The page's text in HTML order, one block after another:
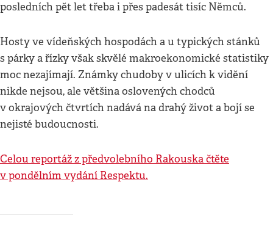
posledních pět let třeba i přes padesát tisíc Němců.
Hosty ve vídeňských hospodách a u typických stánků
s párky a řízky však skvělé makroekonomické statistiky
moc nezajímají. Známky chudoby v ulicích k vidění
nikde nejsou, ale většina oslovených chodců
v okrajových čtvrtích nadává na drahý život a bojí se
nejisté budoucnosti.
Celou reportáž z předvolebního Rakouska čtěte
v pondělním vydání Respektu.